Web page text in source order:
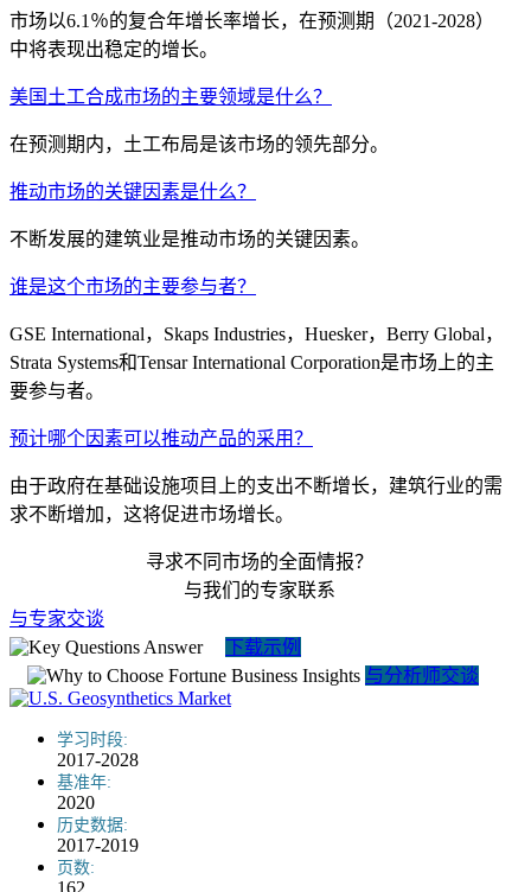
市场以6.1％的复合年增长率增长，在预测期（2021-2028）
中将表现出稳定的增长。
美国土工合成市场的主要领域是什么？
在预测期内，土工布局是该市场的领先部分。
推动市场的关键因素是什么？
不断发展的建筑业是推动市场的关键因素。
谁是这个市场的主要参与者？
GSE International，Skaps Industries，Huesker，Berry Global，
Strata Systems和Tensar International Corporation是市场上的主
要参与者。
预计哪个因素可以推动产品的采用？
由于政府在基础设施项目上的支出不断增长，建筑行业的需
求不断增加，这将促进市场增长。
寻求不同市场的全面情报？
与我们的专家联系
与专家交谈
下载示例
与分析师交谈
学习时段:
2017-2028
基准年:
2020
历史数据:
2017-2019
页数: